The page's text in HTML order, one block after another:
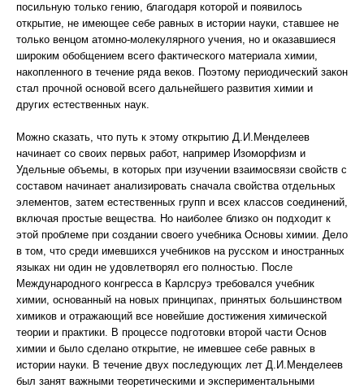
посильную только гению, благодаря которой и появилось
открытие, не имеющее себе равных в истории науки, ставшее не
только венцом атомно-молекулярного учения, но и оказавшиеся
широким обобщением всего фактического материала химии,
накопленного в течение ряда веков. Поэтому периодический закон
стал прочной основой всего дальнейшего развития химии и
других естественных наук.
Можно сказать, что путь к этому открытию Д.И.Менделеев
начинает со своих первых работ, например Изоморфизм и
Удельные объемы, в которых при изучении взаимосвязи свойств с
составом начинает анализировать сначала свойства отдельных
элементов, затем естественных групп и всех классов соединений,
включая простые вещества. Но наиболее близко он подходит к
этой проблеме при создании своего учебника Основы химии. Дело
в том, что среди имевшихся учебников на русском и иностранных
языках ни один не удовлетворял его полностью. После
Международного конгресса в Карлсруэ требовался учебник
химии, основанный на новых принципах, принятых большинством
химиков и отражающий все новейшие достижения химической
теории и практики. В процессе подготовки второй части Основ
химии и было сделано открытие, не имевшее себе равных в
истории науки. В течение двух последующих лет Д.И.Менделеев
был занят важными теоретическими и экспериментальными